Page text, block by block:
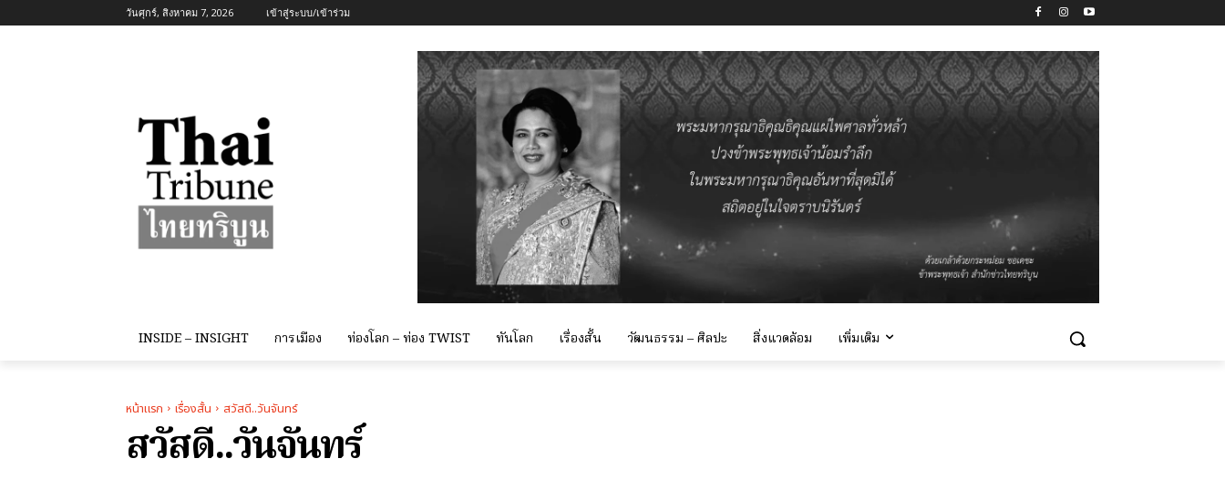
วันศุกร์, สิงหาคม 7, 2026 เข้าสู่ระบบ/เข้าร่วม
INSIDE – INSIGHT การเมือง ท่องโลก – ท่อง TWIST ทันโลก เรื่องสั้น วัฒนธรรม – ศิลปะ สิ่งแวดล้อม เพิ่มเติม
หน้าแรก เรื่องสั้น สวัสดี..วันจันทร์
สวัสดี..วันจันทร์